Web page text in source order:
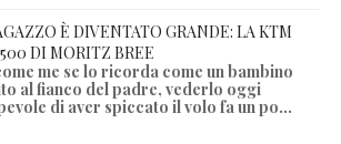
È DIVENTATO GRANDE: LA KTM
DI MORITZ BREE
me se lo ricorda come un bambino
al fianco del padre, vederlo oggi
di aver spiccato il volo fa un po...